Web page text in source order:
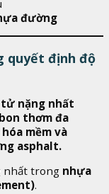
đường
quyết định độ
tử nặng nhất
thơm đa
mềm và
asphalt.
nhất trong nhựa
.